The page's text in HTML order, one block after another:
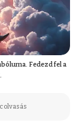
Fedezd fel a
olvasás